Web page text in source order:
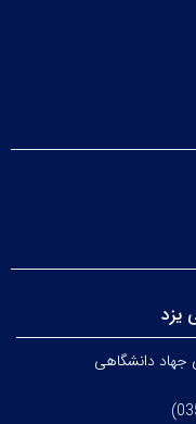
یزد
جهاد دانشگاهی